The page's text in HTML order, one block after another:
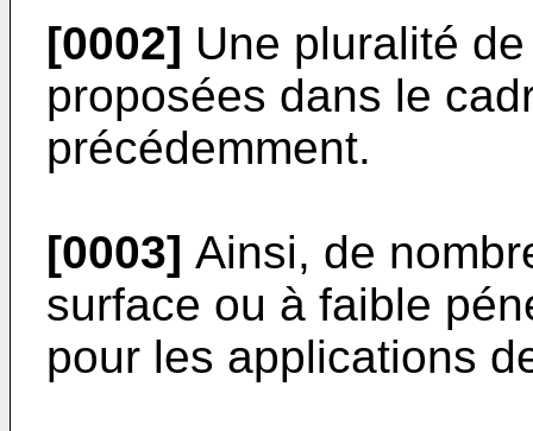
[0002] Une pluralité
proposées dans le
précédemment.
[0003] Ainsi, de
surface ou à faible
pour les applications